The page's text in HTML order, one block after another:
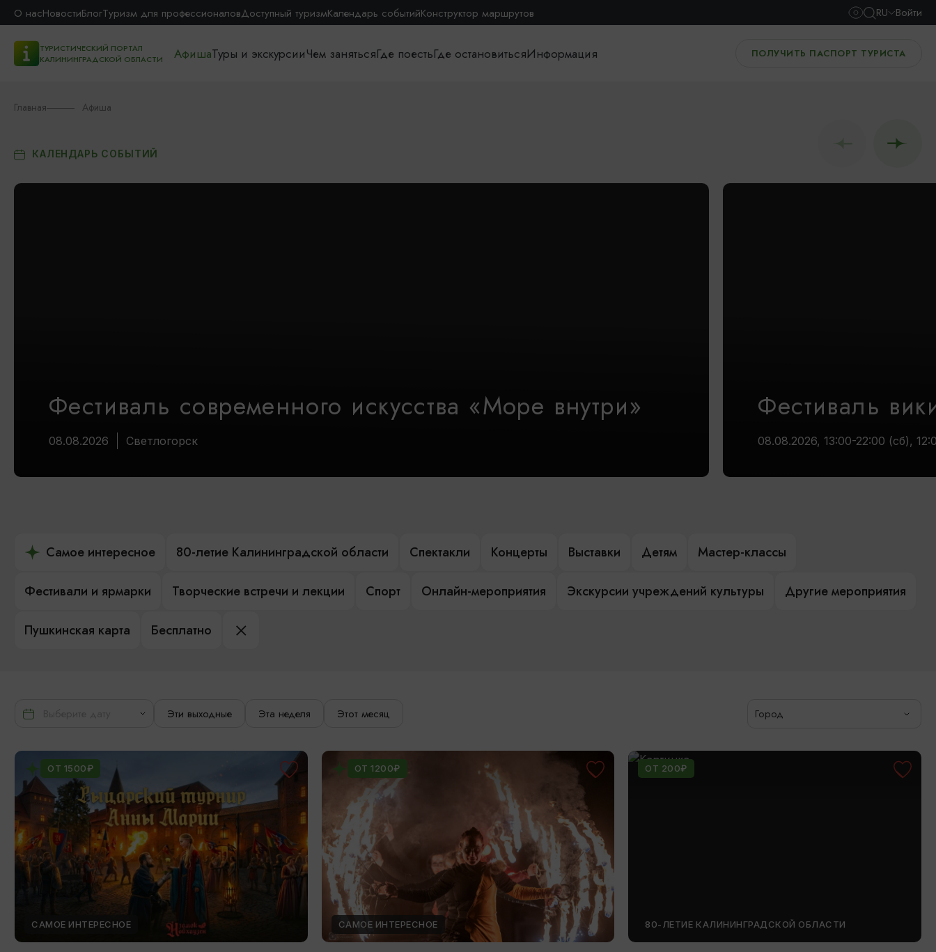
О насНовостиБлогТуризм для профессионаловДоступный туризмКалендарь событийКонструктор маршрутов RU Войти
ТУРИСТИЧЕСКИЙ ПОРТАЛ
КАЛИНИНГРАДСКОЙ ОБЛАСТИ
АфишаТуры и экскурсииЧем занятьсяГде поестьГде остановитьсяИнформация ПОЛУЧИТЬ ПАСПОРТ ТУРИСТА
Главная Афиша
КАЛЕНДАРЬ СОБЫТИЙ
Фестиваль современного искусства «Море внутри»
08.08.2026 Светлогорск
Фестиваль
08.08.2026, 13:00-22:00 (сб),
Самое интересное 80-летие Калининградской области Спектакли Концерты Выставки Детям Мастер-классы
Фестивали и ярмарки Творческие встречи и лекции Спорт Онлайн-мероприятия Экскурсии учреждений культуры Другие мероприятия
Пушкинская карта Бесплатно
Эти выходные Эта неделя Этот месяц Город
ОТ 1500₽
САМОЕ ИНТЕРЕСНОЕ
ОТ 1200₽
САМОЕ ИНТЕРЕСНОЕ
ОТ 200₽
80-ЛЕТИЕ КАЛИНИНГРАДСКОЙ ОБЛАСТИ